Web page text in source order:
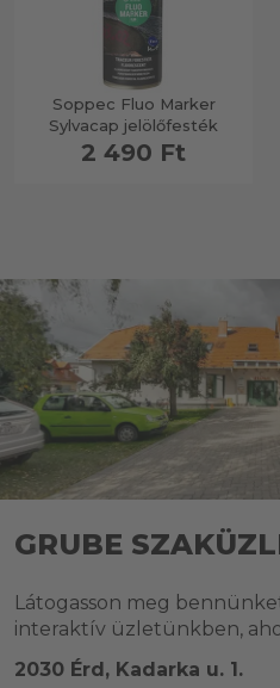
Soppec Fluo Marker
Sylvacap jelölőfesték
2 490 Ft
GRUBE
Látogasson meg
interaktív üzletünkben,
2030 Érd, Kadarka u. 1.